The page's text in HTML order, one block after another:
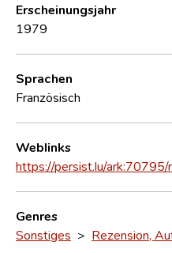
Erscheinungsjahr
1979
Sprachen
Französisch
Weblinks
https://persist.lu/
Genres
Sonstiges > Rezension,